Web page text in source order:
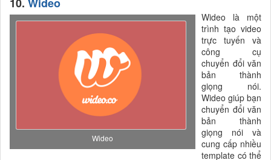
Wideo
Wideo là một
trình tạo video
trực tuyến và
công cụ
chuyển đổi văn
bản thành
giọng nói.
Wideo giúp bạn
chuyển đổi văn
bản thành
giọng nói và
cung cấp nhiều
template có thể